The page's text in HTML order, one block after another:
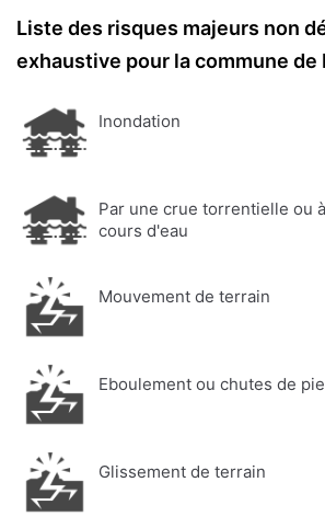
Liste des risques majeurs non
exhaustive pour la commune de
Inondation
Par une crue torrentielle ou
cours d'eau
Mouvement de terrain
Eboulement ou chutes de
Glissement de terrain